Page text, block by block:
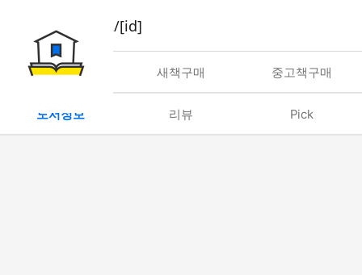
book/rent/[id]
대여 새책구매 중고책구매
도서정보 리뷰 Pick